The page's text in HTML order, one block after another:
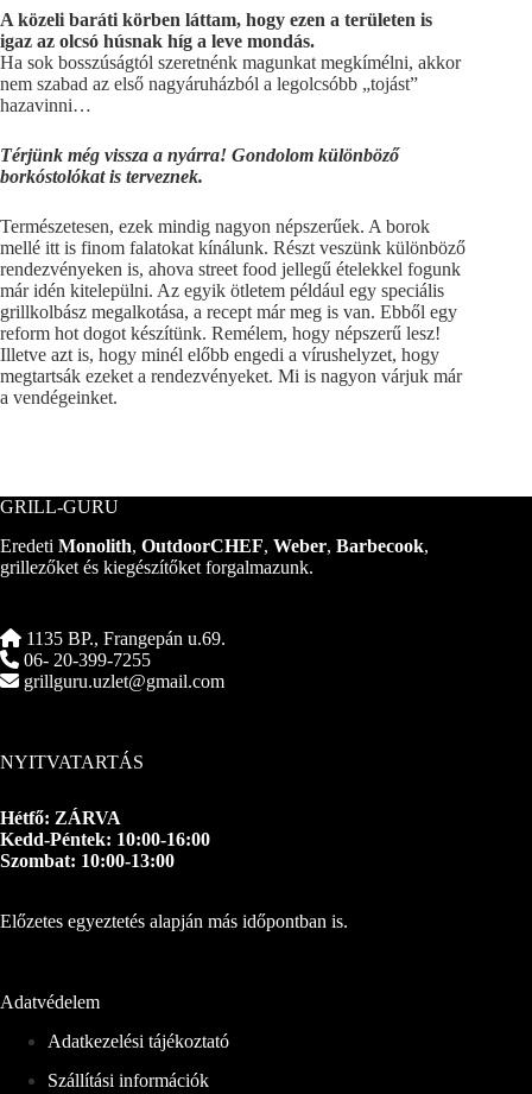
A közeli baráti körben láttam, hogy ezen a területen is
igaz az olcsó húsnak híg a leve mondás.
Ha sok bosszúságtól szeretnénk magunkat megkímélni, akkor
nem szabad az első nagyáruházból a legolcsóbb „tojást”
hazavinni…
Térjünk még vissza a nyárra! Gondolom különböző
borkóstolókat is terveznek.
Természetesen, ezek mindig nagyon népszerűek. A borok
mellé itt is finom falatokat kínálunk. Részt veszünk különböző
rendezvényeken is, ahova street food jellegű ételekkel fogunk
már idén kitelepülni. Az egyik ötletem például egy speciális
grillkolbász megalkotása, a recept már meg is van. Ebből egy
reform hot dogot készítünk. Remélem, hogy népszerű lesz!
Illetve azt is, hogy minél előbb engedi a vírushelyzet, hogy
megtartsák ezeket a rendezvényeket. Mi is nagyon várjuk már
a vendégeinket.
GRILL-GURU
Eredeti Monolith, OutdoorCHEF, Weber, Barbecook,
grillezőket és kiegészítőket forgalmazunk.
1135 BP., Frangepán u.69.
06- 20-399-7255
grillguru.uzlet@gmail.com
NYITVATARTÁS
Hétfő: ZÁRVA
Kedd-Péntek: 10:00-16:00
Szombat: 10:00-13:00
Előzetes egyeztetés alapján más időpontban is.
Adatvédelem
Adatkezelési tájékoztató
Szállítási információk